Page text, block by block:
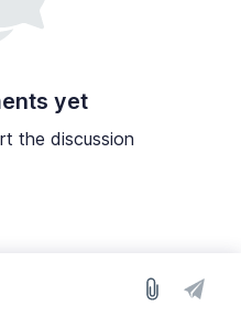
yet
the discussion